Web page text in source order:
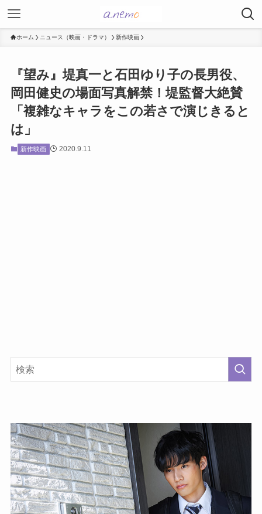
ホーム ニュース（映画・ドラマ） 新作映画
『望み』堤真一と石田ゆり子の長男役、
岡田健史の場面写真解禁！堤監督大絶賛
「複雑なキャラをこの若さで演じきると
は」
新作映画 2020.9.11